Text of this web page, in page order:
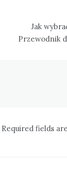
Jak
Przewodnik
fields